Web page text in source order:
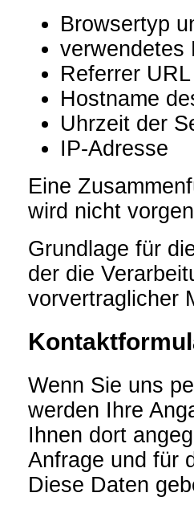
Browsertyp
verwendetes
Referrer URL
Hostname
Uhrzeit der
IP-Adresse
Eine
wird nicht
Grundlage für
der die
vorvertraglicher
Wenn Sie uns
werden Ihre
Ihnen dort
Anfrage und für
Diese Daten